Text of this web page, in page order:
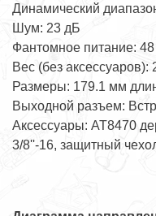
Динамический
Шум: 23 дБ
Фантомное питание:
Вес (без аксессуаров):
Размеры: 179.1 мм
Выходной разъем:
Аксессуары: AT8470
3/8''-16, защитный